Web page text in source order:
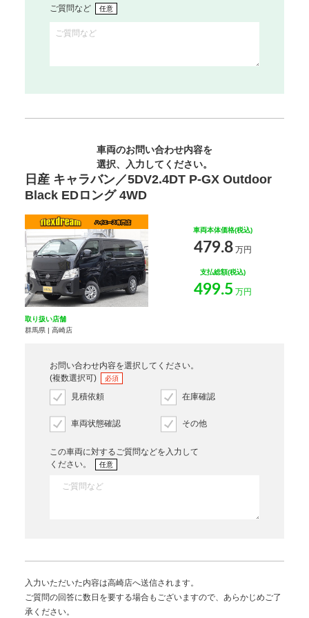
ご質問など 任意
車両のお問い合わせ内容を
選択、入力してください。
日産 キャラバン／5DV2.4DT P-GX Outdoor
Black EDロング 4WD
車両本体価格(税込)
479.8万円
支払総額(税込)
499.5 万円
取り扱い店舗
群馬県 | 高崎店
お問い合わせ内容を選択してください。
(複数選択可)
必須
見積依頼 在庫確認
車両状態確認 その他
この車両に対するご質問などを入力して
ください。
任意
入力いただいた内容は高崎店へ送信されます。
ご質問の回答に数日を要する場合もございますので、あらかじめご了
承ください。